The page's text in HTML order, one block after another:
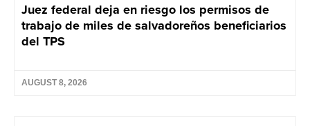
Juez federal deja en riesgo los permisos de
trabajo de miles de salvadoreños beneficiarios
del TPS
AUGUST 8, 2026